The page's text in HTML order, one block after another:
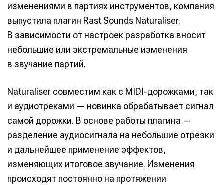
изменениями в партиях инструментов, компания
выпустила плагин Rast Sounds Naturaliser.
В зависимости от настроек разработка вносит
небольшие или экстремальные изменения
в звучание партий.
Naturaliser совместим как с MIDI-дорожками, так
и аудиотреками — новинка обрабатывает сигнал
самой дорожки. В основе работы плагина —
разделение аудиосигнала на небольшие отрезки
и дальнейшее применение эффектов,
изменяющих итоговое звучание. Изменения
происходят постоянно на протяжении